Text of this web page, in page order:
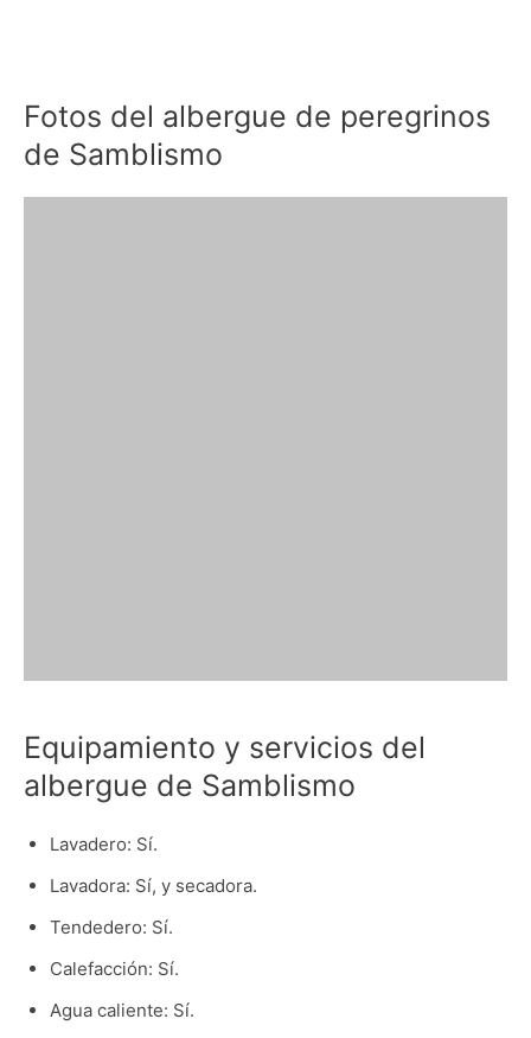
Fotos del albergue de peregrinos
de Samblismo
Equipamiento y servicios del
albergue de Samblismo
Lavadero: Sí.
Lavadora: Sí, y secadora.
Tendedero: Sí.
Calefacción: Sí.
Agua caliente: Sí.